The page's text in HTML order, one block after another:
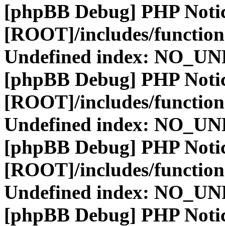
[phpBB Debug] PHP
[ROOT]/includes/
Undefined index:
[phpBB Debug] PHP
[ROOT]/includes/
Undefined index:
[phpBB Debug] PHP
[ROOT]/includes/
Undefined index:
[phpBB Debug] PHP